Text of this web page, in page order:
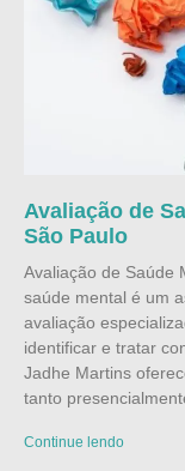
Avaliação de
São Paulo
Avaliação de Saúde
saúde mental é um
avaliação
identificar e tratar
Jadhe Martins
tanto
Continue lendo